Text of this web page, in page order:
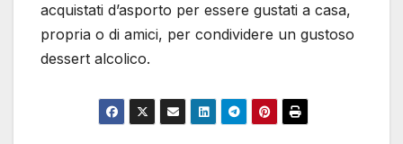
acquistati d’asporto per essere gustati a casa,
propria o di amici, per condividere un gustoso
dessert alcolico.